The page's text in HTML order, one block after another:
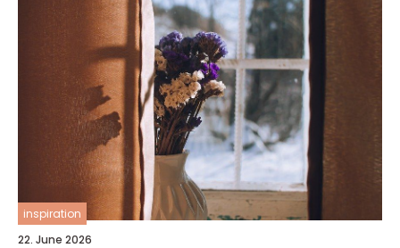
inspiration
22. June 2026